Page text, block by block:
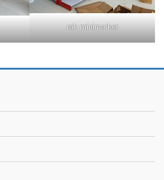
rak minimarket